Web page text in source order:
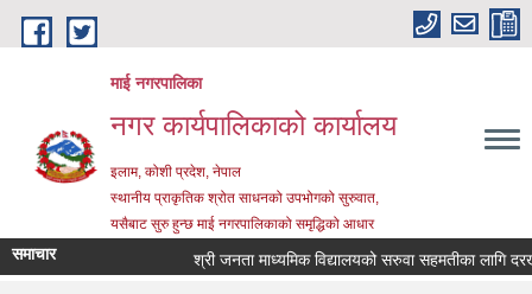
Skip to main content
माई नगरपालिका
नगर कार्यपालिकाको कार्यालय
इलाम, कोशी प्रदेश, नेपाल
स्थानीय प्राकृतिक श्रोत साधनको उपभोगको सुरुवात,
यसैबाट सुरु हुन्छ माई नगरपालिकाको समृद्धिको आधार
समाचार श्री जनता माध्यमिक विद्यालयको सरुवा सहमतीका लागि